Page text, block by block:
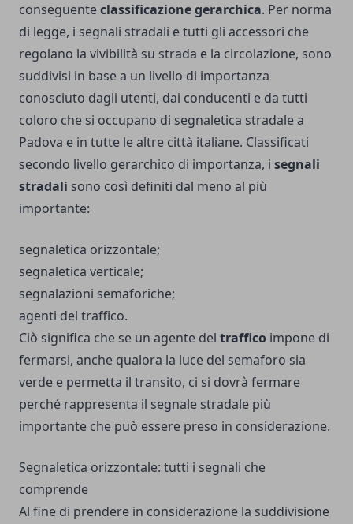
conseguenteclassificazione gerarchica. Per norma
di legge, i segnali stradali e tutti gli accessori che
regolano la vivibilità su strada e la circolazione, sono
suddivisi in base a un livello di importanza
conosciuto dagli utenti, dai conducenti e da tutti
coloro che si occupano di segnaletica stradale a
Padova e in tutte le altre città italiane. Classificati
secondo livello gerarchico di importanza, i segnali
stradali sono così definiti dal meno al più
importante:
segnaletica orizzontale;
segnaletica verticale;
segnalazioni semaforiche;
agenti del traffico.
Ciò significa che se un agente del traffico impone di
fermarsi, anche qualora la luce del semaforo sia
verde e permetta il transito, ci si dovrà fermare
perché rappresenta il segnale stradale più
importante che può essere preso in considerazione.
Segnaletica orizzontale: tutti i segnali che
comprende
Al fine di prendere in considerazione la suddivisione